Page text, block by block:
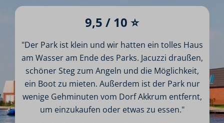
9,5 / 10 ⭐
"Der Park ist klein und wir hatten ein tolles Haus
am Wasser am Ende des Parks. Jacuzzi draußen,
schöner Steg zum Angeln und die Möglichkeit,
ein Boot zu mieten. Außerdem ist der Park nur
wenige Gehminuten vom Dorf Akkrum entfernt,
um einzukaufen oder etwas zu essen."